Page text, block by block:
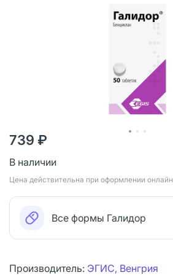
739 ₽
В наличии
Цена действительна при оформлении онлайн
Все формы Галидор
Производитель: ЭГИС, Венгрия